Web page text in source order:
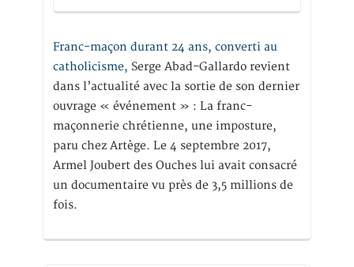
Franc-maçon durant 24 ans, converti au
catholicisme, Serge Abad-Gallardo revient
dans l’actualité avec la sortie de son dernier
ouvrage « événement » : La franc-
maçonnerie chrétienne, une imposture,
paru chez Artège. Le 4 septembre 2017,
Armel Joubert des Ouches lui avait consacré
un documentaire vu près de 3,5 millions de
fois.